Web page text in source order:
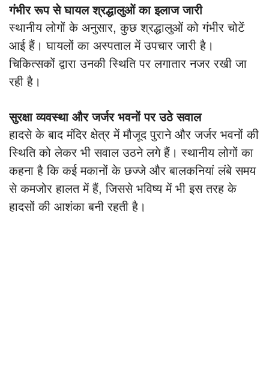
गंभीर रूप से घायल श्रद्धालुओं का इलाज जारी
स्थानीय लोगों के अनुसार, कुछ श्रद्धालुओं को गंभीर चोटें
आई हैं। घायलों का अस्पताल में उपचार जारी है।
चिकित्सकों द्वारा उनकी स्थिति पर लगातार नजर रखी जा
रही है।
सुरक्षा व्यवस्था और जर्जर भवनों पर उठे सवाल
हादसे के बाद मंदिर क्षेत्र में मौजूद पुराने और जर्जर भवनों की
स्थिति को लेकर भी सवाल उठने लगे हैं। स्थानीय लोगों का
कहना है कि कई मकानों के छज्जे और बालकनियां लंबे समय
से कमजोर हालत में हैं, जिससे भविष्य में भी इस तरह के
हादसों की आशंका बनी रहती है।